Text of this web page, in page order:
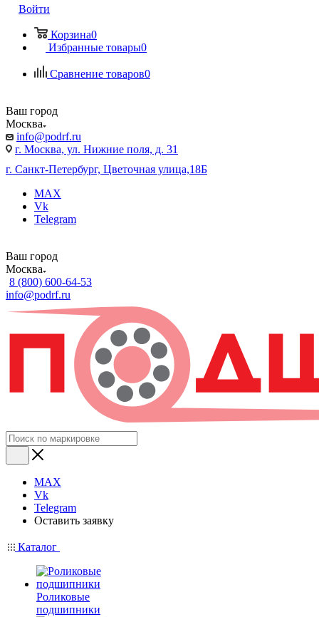
Войти
Корзина0
Избранные товары0
Сравнение товаров0
Ваш город
Москва
info@podrf.ru
г. Москва, ул. Нижние поля, д. 31
г. Санкт-Петербург, Цветочная улица,18Б
MAX
Vk
Telegram
Ваш город
Москва
8 (800) 600-64-53
info@podrf.ru
MAX
Vk
Telegram
Оставить заявку
Каталог
Роликовые
подшипники